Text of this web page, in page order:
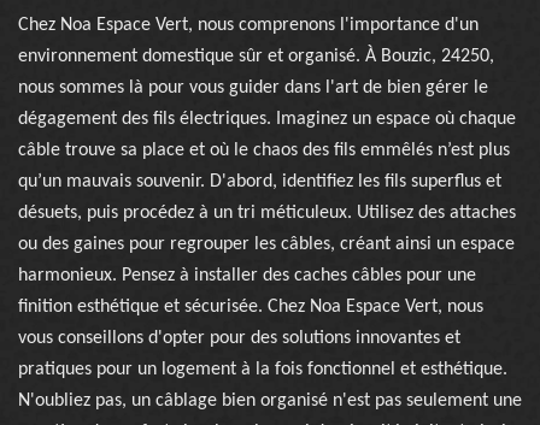
Chez Noa Espace Vert, nous comprenons l'importance d'un
environnement domestique sûr et organisé. À Bouzic, 24250,
nous sommes là pour vous guider dans l'art de bien gérer le
dégagement des fils électriques. Imaginez un espace où chaque
câble trouve sa place et où le chaos des fils emmêlés n’est plus
qu’un mauvais souvenir. D'abord, identifiez les fils superflus et
désuets, puis procédez à un tri méticuleux. Utilisez des attaches
ou des gaines pour regrouper les câbles, créant ainsi un espace
harmonieux. Pensez à installer des caches câbles pour une
finition esthétique et sécurisée. Chez Noa Espace Vert, nous
vous conseillons d'opter pour des solutions innovantes et
pratiques pour un logement à la fois fonctionnel et esthétique.
N'oubliez pas, un câblage bien organisé n'est pas seulement une